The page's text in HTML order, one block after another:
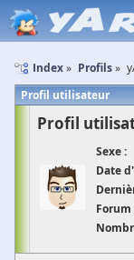
Index Profils
Profil utilisateur
Profil
Sexe :
Date